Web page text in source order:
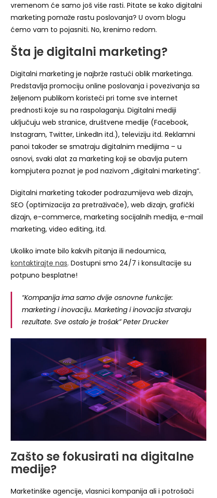
vremenom će samo još više rasti. Pitate se kako digitalni
marketing pomaže rastu poslovanja? U ovom blogu
ćemo vam to pojasniti. No, krenimo redom.
Šta je digitalni marketing?
Digitalni marketing je najbrže rastući oblik marketinga.
Predstavlja promociju online poslovanja i povezivanja sa
željenom publikom koristeći pri tome sve internet
prednosti koje su na raspolaganju. Digitalni mediji
uključuju web stranice, društvene medije (Facebook,
Instagram, Twitter, LinkedIn itd.), televiziju itd. Reklamni
panoi također se smatraju digitalnim medijima – u
osnovi, svaki alat za marketing koji se obavlja putem
kompjutera poznat je pod nazivom „digitalni marketing“.
Digitalni marketing također podrazumijeva web dizajn,
SEO (optimizacija za pretraživače), web dizajn, grafički
dizajn, e-commerce, marketing socijalnih medija, e-mail
marketing, video editing, itd.
Ukoliko imate bilo kakvih pitanja ili nedoumica,
kontaktirajte nas. Dostupni smo 24/7 i konsultacije su
potpuno besplatne!
“Kompanija ima samo dvije osnovne funkcije:
marketing i inovaciju. Marketing i inovacija stvaraju
rezultate. Sve ostalo je trošak” Peter Drucker
Zašto se fokusirati na digitalne
medije?
Marketinške agencije, vlasnici kompanija ali i potrošači